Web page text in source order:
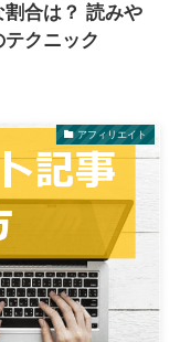
合は？ 読みや
クニック
アフィリエイト